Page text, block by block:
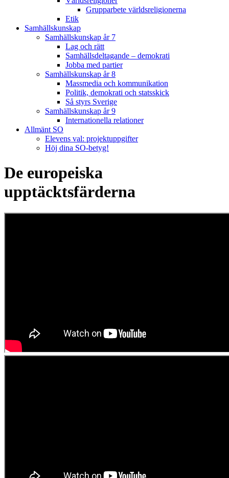
Grupparbete världsreligionerna
Etik
Samhällskunskap
Samhällskunskap år 7
Lag och rätt
Samhällsdeltagande – demokrati
Jobba med partier
Samhällskunskap år 8
Massmedia och kommunikation
Politik, demokrati och statsskick
Så styrs Sverige
Samhällskunskap år 9
Internationella relationer
Allmänt SO
Elevens val: projektuppgifter
Höj dina SO-betyg!
De europeiska
upptäcktsfärderna